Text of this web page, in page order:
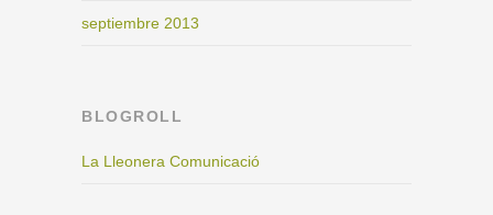
septiembre 2013
BLOGROLL
La Lleonera Comunicació